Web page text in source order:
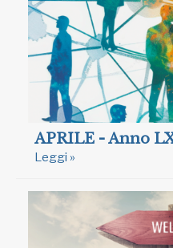
APRILE - Anno
Leggi »